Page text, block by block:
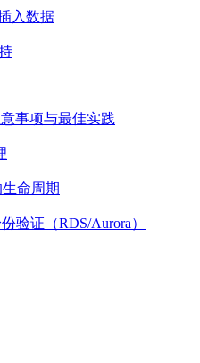
入数据
事项与最佳实践
生命周期
验证（RDS/Aurora）